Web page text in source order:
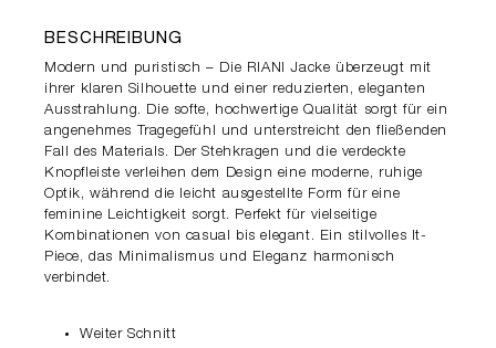
BESCHREIBUNG
Modern und puristisch – Die RIANI Jacke überzeugt mit
ihrer klaren Silhouette und einer reduzierten, eleganten
Ausstrahlung. Die softe, hochwertige Qualität sorgt für ein
angenehmes Tragegefühl und unterstreicht den fließenden
Fall des Materials. Der Stehkragen und die verdeckte
Knopfleiste verleihen dem Design eine moderne, ruhige
Optik, während die leicht ausgestellte Form für eine
feminine Leichtigkeit sorgt. Perfekt für vielseitige
Kombinationen von casual bis elegant. Ein stilvolles It-
Piece, das Minimalismus und Eleganz harmonisch
verbindet.
Weiter Schnitt